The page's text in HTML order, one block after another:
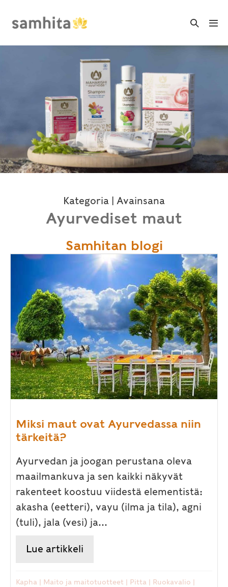
Search
Kategoria | Avainsana
Ayurvediset maut
Samhitan blogi
Miksi maut ovat Ayurvedassa niin
tärkeitä?
Ayurvedan ja joogan perustana oleva
maailmankuva ja sen kaikki näkyvät
rakenteet koostuu viidestä elementistä:
akasha (eetteri), vayu (ilma ja tila), agni
(tuli), jala (vesi) ja...
Lue artikkeli
Kapha | Maito ja maitotuotteet | Pitta | Ruokavalio |